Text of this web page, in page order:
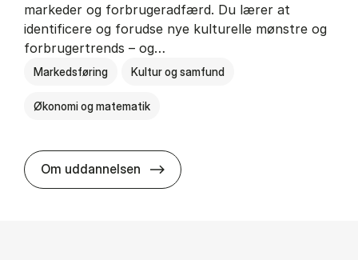
markeder og forbrugeradfærd. Du lærer at
identificere og forudse nye kulturelle mønstre og
forbrugertrends – og…
Markedsføring Kultur og samfund
Økonomi og matematik
Om uddannelsen HA i mar­keds- og kul­tu­r­a­na­ly­se